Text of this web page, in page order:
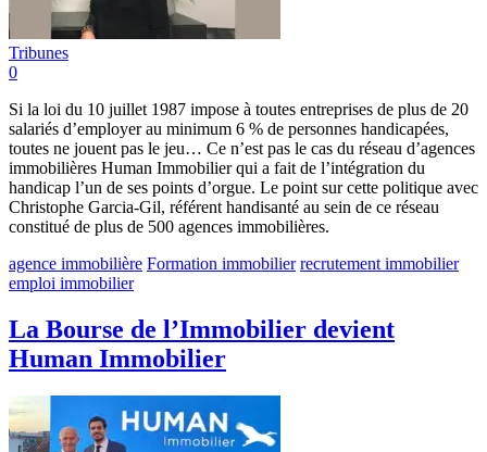
Tribunes
0
Si la loi du 10 juillet 1987 impose à toutes entreprises de plus de 20
salariés d’employer au minimum 6 % de personnes handicapées,
toutes ne jouent pas le jeu… Ce n’est pas le cas du réseau d’agences
immobilières Human Immobilier qui a fait de l’intégration du
handicap l’un de ses points d’orgue. Le point sur cette politique avec
Christophe Garcia-Gil, référent handisanté au sein de ce réseau
constitué de plus de 500 agences immobilières.
agence immobilière Formation immobilier recrutement immobilier
emploi immobilier
La Bourse de l’Immobilier devient
Human Immobilier